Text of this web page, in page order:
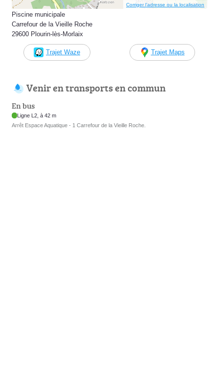
Corriger l’adresse ou la localisation
Piscine municipale
Carrefour de la Vieille Roche
29600 Plourin-lès-Morlaix
Trajet Waze Trajet Maps
Venir en transports en commun
En bus
Ligne L2, à 42 m
Arrêt Espace Aquatique - 1 Carrefour de la Vieille Roche.